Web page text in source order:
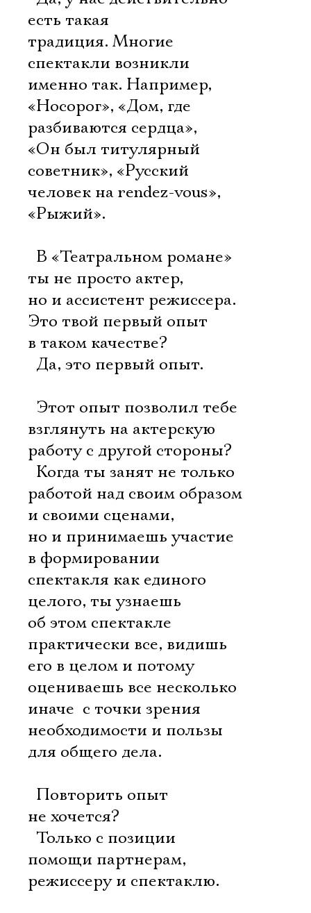
есть такая
традиция. Многие
спектакли возникли
именно так. Например,
«Носорог», «Дом, где
разбиваются сердца»,
«Он был титулярный
советник», «Русский
человек на rendez-vous»,
«Рыжий».
 В «Театральном романе»
ты не просто актер,
но и ассистент режиссера.
Это твой первый опыт
в таком качестве?
 Да, это первый опыт.
 Этот опыт позволил тебе
взглянуть на актерскую
работу с другой стороны?
 Когда ты занят не только
работой над своим образом
и своими сценами,
но и принимаешь участие
в формировании
спектакля как единого
целого, ты узнаешь
об этом спектакле
практически все, видишь
его в целом и потому
оцениваешь все несколько
иначе  с точки зрения
необходимости и пользы
для общего дела.
 Повторить опыт
не хочется?
 Только с позиции
помощи партнерам,
режиссеру и спектаклю.